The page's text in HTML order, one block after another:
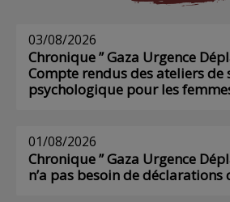
03/08/2026
Chronique ” Gaza Urgence
Compte rendus des ateliers de
psychologique pour les
01/08/2026
Chronique ” Gaza Urgence
n’a pas besoin de déclarations